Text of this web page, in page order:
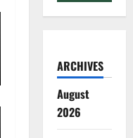
ARCHIVES
August
2026